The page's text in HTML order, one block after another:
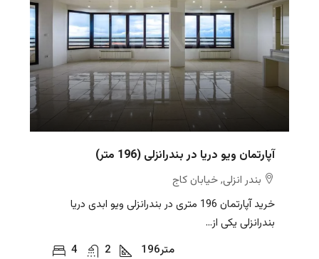
آپارتمان ویو دریا در بندرانزلی (196 متر)
بندر انزلی, خیابان کاج
خرید آپارتمان 196 متری در بندرانزلی ویو ابدی دریا
بندرانزلی یکی از...
4
2 196متر